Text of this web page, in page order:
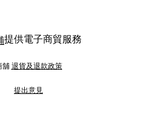
提供電子商貿服務
舖 退貨及退款政策
提出意見